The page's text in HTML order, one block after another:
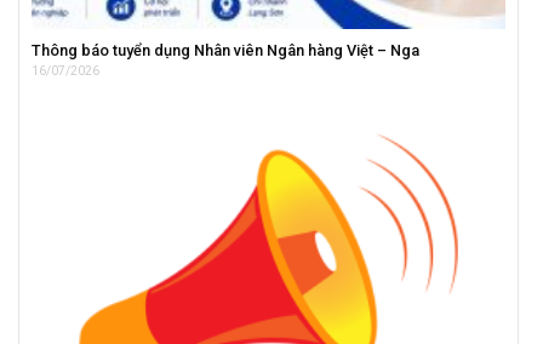
Thông báo tuyển dụng Nhân viên Ngân hàng Việt – Nga
16/07/2026